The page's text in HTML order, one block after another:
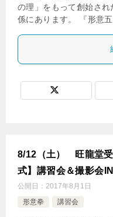
の理」をもって創始さ
係にあります。 『形意
8/12（土） 旺龍堂
式】講習会＆撮影会
公開日： 2017年8月1日
形意拳
講習会